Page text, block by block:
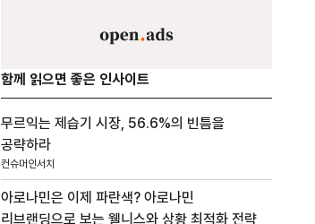
함께 읽으면 좋은 인사이트
무르익는 제습기 시장, 56.6%의 빈틈을
공략하라
컨슈머인서치
아로나민은 이제 파란색? 아로나민
리브랜딩으로 보는 웰니스와 상황 최적화 전략